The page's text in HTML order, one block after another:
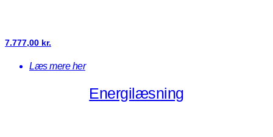
7.777,00 kr.
Læs mere her
Energilæsning